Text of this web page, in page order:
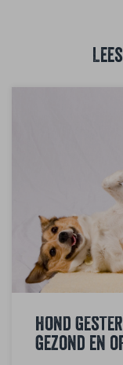
Hond
gezond en